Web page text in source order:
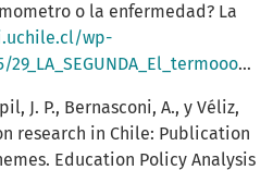
o la enfermedad? La
wp-
J. P., Bernasconi, A., y Véliz,
research in Chile: Publication
Education Policy Analysis